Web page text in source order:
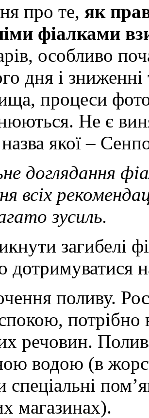
про те, як
фіалками
особливо
дня і
процеси
Не є
якої –
доглядання
всіх
зусиль.
загибелі
дотримуватися
поливу.
речовин.
водою (в
спеціальні
магазинах).